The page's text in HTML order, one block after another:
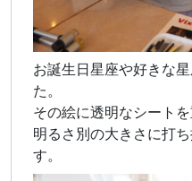
お誕生日星座や好きな
た。
その絵に透明なシート
明るさ別の大きさに打
す。